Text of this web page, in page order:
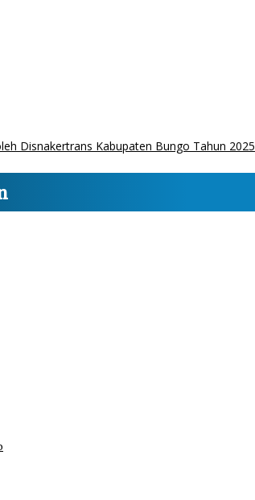
Disnakertrans Kabupaten Bungo Tahun 2025